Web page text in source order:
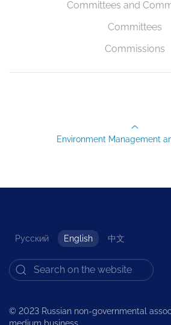
Committees and
Committees
Commissions
Environment Management
Русский English 中文
© 2023 Russian non-governmental
medium business